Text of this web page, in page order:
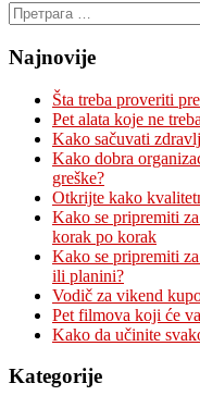
Претрага
за:
Najnovije
Šta treba proveriti
Pet alata koje ne
Kako sačuvati
Kako dobra
greške?
Otkrijte kako
Kako se pripremiti
korak po korak
Kako se pripremiti
ili planini?
Vodič za vikend
Pet filmova koji će
Kako da učinite
Kategorije